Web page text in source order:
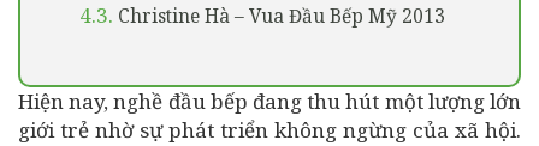
4.3. Christine Hà – Vua Đầu Bếp Mỹ 2013
Hiện nay, nghề đầu bếp đang thu hút một lượng lớn
giới trẻ nhờ sự phát triển không ngừng của xã hội.